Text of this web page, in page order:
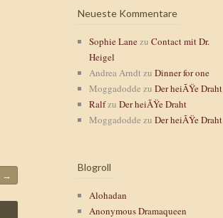
→
Neueste Kommentare
Sophie Lanezu Contact mit Dr.
Heigel
Andrea Arndt zu Dinner for one
Moggadodde zu Der heiÃŸe Draht
Ralfzu Der heiÃŸe Draht
Moggadodde zu Der heiÃŸe Draht
Blogroll
Alohadan
Anonymous Dramaqueen